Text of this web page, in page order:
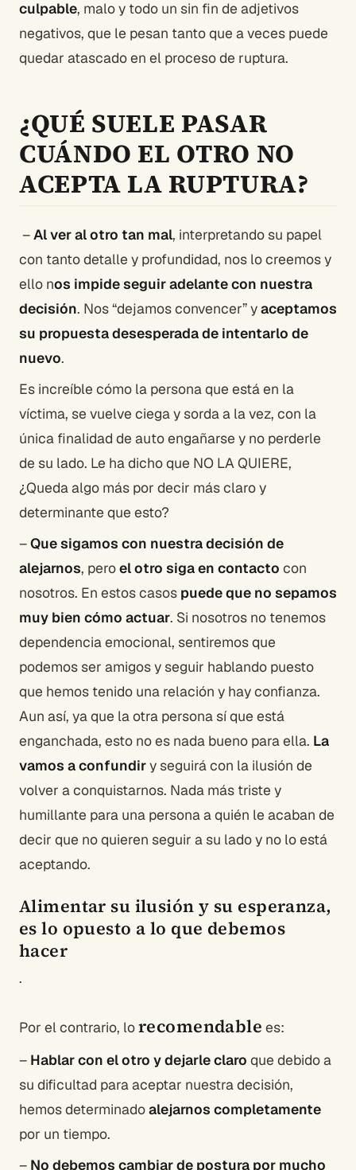
culpable, malo y todo un sin fin de adjetivos
negativos, que le pesan tanto que a veces puede
quedar atascado en el proceso de ruptura.
¿QUÉ SUELE PASAR
CUÁNDO EL OTRO NO
ACEPTA LA RUPTURA?
–Al ver al otro tan mal, interpretando su papel
con tanto detalle y profundidad, nos lo creemos y
ello nos impide seguir adelante con nuestra
decisión. Nos “dejamos convencer” yaceptamos
su propuesta desesperada de intentarlo de
nuevo.
Es increíble cómo la persona que está en la
víctima, se vuelve ciega y sorda a la vez, con la
única finalidad de auto engañarse y no perderle
de su lado. Le ha dicho que NO LA QUIERE,
¿Queda algo más por decir más claro y
determinante que esto?
–Que sigamos con nuestra decisión de
alejarnos, peroel otro siga en contacto con
nosotros. En estos casos puede que no sepamos
muy bien cómo actuar. Si nosotros no tenemos
dependencia emocional, sentiremos que
podemos ser amigos y seguir hablando puesto
que hemos tenido una relación y hay confianza.
Aun así, ya que la otra persona sí que está
enganchada, esto no es nada bueno para ella. La
vamos a confundiry seguirá con la ilusión de
volver a conquistarnos. Nada más triste y
humillante para una persona a quién le acaban de
decir que no quieren seguir a su lado y no lo está
aceptando.
Alimentar su ilusión y su esperanza,
es lo opuesto a lo que debemos
hacer
.
Por el contrario, lorecomendable es:
– Hablar con el otro y dejarle claro que debido a
su dificultad para aceptar nuestra decisión,
hemos determinadoalejarnos completamente
por un tiempo.
– No debemos cambiar de postura por mucho